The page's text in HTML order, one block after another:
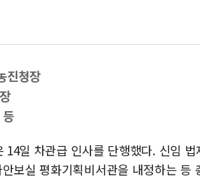
진청장
일 차관급 인사를 단행했다. 신임 법
보실 평화기획비서관을 내정하는 등